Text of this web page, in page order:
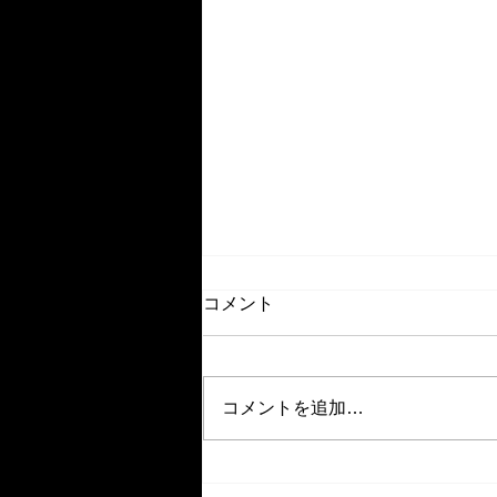
コメント
コメントを追加…